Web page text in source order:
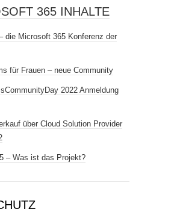
365 INHALTE
die Microsoft 365 Konferenz der
für Frauen – neue Community
2022 Anmeldung
über Cloud Solution Provider
– Was ist das Projekt?